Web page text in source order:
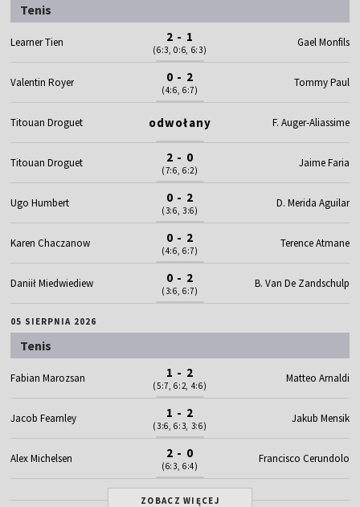
Tenis
Learner Tien 2 - 1
(6:3, 0:6, 6:3)
Gael Monfils
Valentin Royer 0 - 2
(4:6, 6:7)
Tommy Paul
Titouan Droguet odwołany F. Auger-Aliassime
Titouan Droguet 2 - 0
(7:6, 6:2)
Jaime Faria
Ugo Humbert 0 - 2
(3:6, 3:6)
D. Merida Aguilar
Karen Chaczanow 0 - 2
(4:6, 6:7)
Terence Atmane
Daniił Miedwiediew 0 - 2
(3:6, 6:7)
B. Van De Zandschulp
05 SIERPNIA 2026
Tenis
Fabian Marozsan 1 - 2
(5:7, 6:2, 4:6)
Matteo Arnaldi
Jacob Fearnley 1 - 2
(3:6, 6:3, 3:6)
Jakub Mensik
Alex Michelsen 2 - 0
(6:3, 6:4)
Francisco Cerundolo
ZOBACZ WIĘCEJ